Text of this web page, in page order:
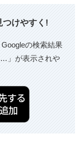
けやすく!
の検索結果
」が表示されや